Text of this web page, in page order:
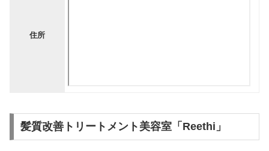
住所
髪質改善トリートメント美容室「Reethi」